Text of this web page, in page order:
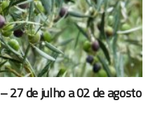
27 de julho a 02 de agosto